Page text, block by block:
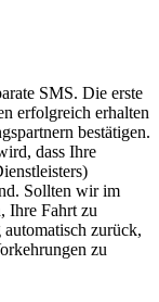
SMS. Die erste
erfolgreich erhalten
bestätigen.
dass Ihre
Sollten wir im
Ihre Fahrt zu
zurück,
zu